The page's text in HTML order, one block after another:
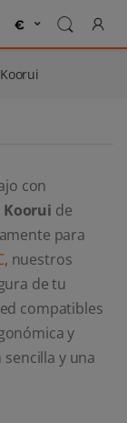
Koorui
con
Koorui de
para
, nuestros
de tu
compatibles
y
y una